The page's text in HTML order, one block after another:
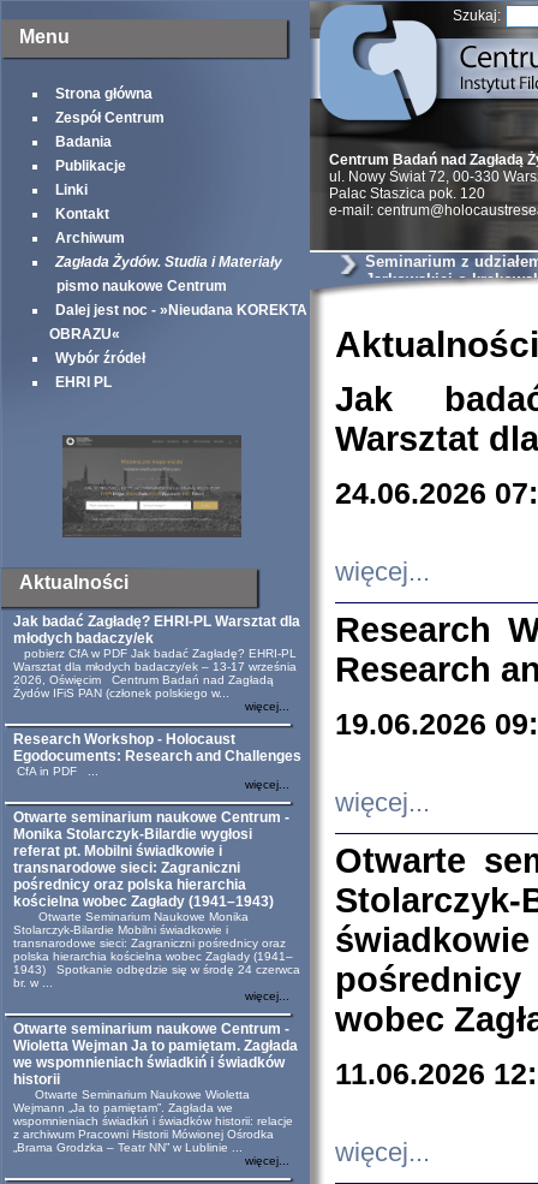
Menu
Strona główna
Zespół Centrum
Badania
Publikacje
Linki
Kontakt
Archiwum
Zagłada Żydów. Studia i Materiały
pismo naukowe Centrum
Dalej jest noc - »Nieudana KOREKTA
OBRAZU«
Wybór źródeł
EHRI PL
Aktualności
Jak badać Zagładę? EHRI-PL Warsztat dla
młodych badaczy/ek
pobierz CfA w PDF Jak badać Zagładę? EHRI-PL
Warsztat dla młodych badaczy/ek – 13-17 września
2026, Oświęcim Centrum Badań nad Zagładą
Żydów IFiS PAN (członek polskiego w...
więcej...
Research Workshop - Holocaust
Egodocuments: Research and Challenges
CfA in PDF ...
więcej...
Otwarte seminarium naukowe Centrum -
Monika Stolarczyk-Bilardie wygłosi
referat pt. Mobilni świadkowie i
transnarodowe sieci: Zagraniczni
pośrednicy oraz polska hierarchia
kościelna wobec Zagłady (1941–1943)
Otwarte Seminarium Naukowe Monika
Stolarczyk-Bilardie Mobilni świadkowie i
transnarodowe sieci: Zagraniczni pośrednicy oraz
polska hierarchia kościelna wobec Zagłady (1941–
1943) Spotkanie odbędzie się w środę 24 czerwca
br. w ...
więcej...
Otwarte seminarium naukowe Centrum -
Wioletta Wejman Ja to pamiętam. Zagłada
we wspomnieniach świadkiń i świadków
historii
Otwarte Seminarium Naukowe Wioletta
Wejmann „Ja to pamiętam”. Zagłada we
wspomnieniach świadkiń i świadków historii: relacje
z archiwum Pracowni Historii Mówionej Ośrodka
„Brama Grodzka – Teatr NN” w Lublinie ...
więcej...
Szukaj:
Centrum Badań nad Zagładą
ul. Nowy Świat 72, 00-330
Palac Staszica pok. 120
e-mail:
Seminarium z
Jarkowskiej o
Aktualności
Jak
Warsztat
24.06.2026
więcej...
Research
Research
19.06.2026
więcej...
Otwarte
wobec
11.06.2026
więcej...